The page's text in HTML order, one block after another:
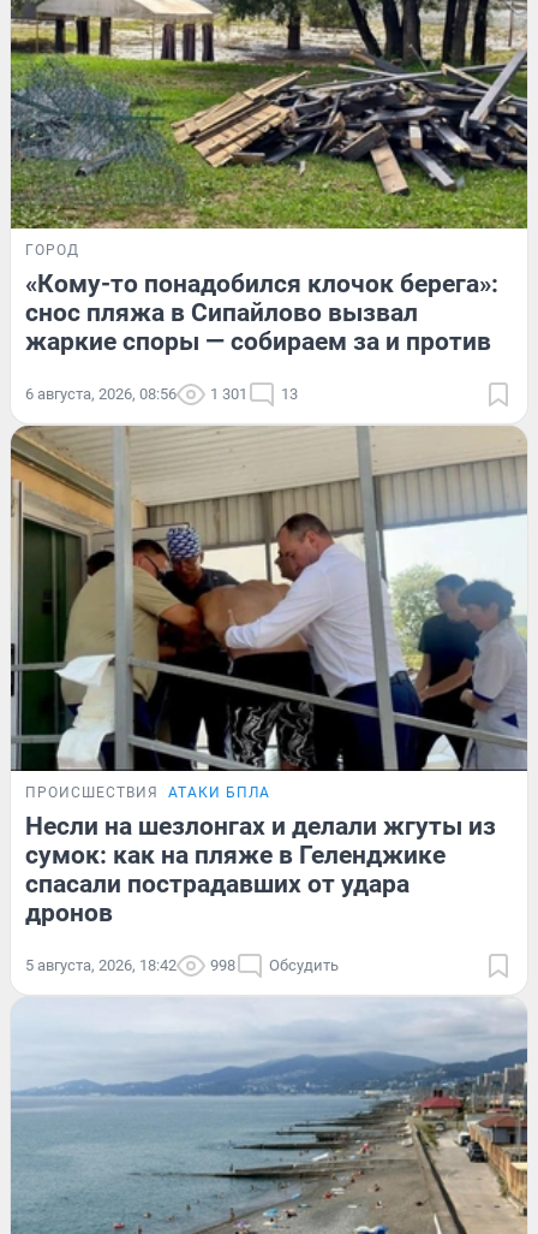
ГОРОД
«Кому-то понадобился клочок берега»:
снос пляжа в Сипайлово вызвал
жаркие споры — собираем за и против
6 августа, 2026, 08:56 1 301 13
ПРОИСШЕСТВИЯ АТАКИ БПЛА
Несли на шезлонгах и делали жгуты из
сумок: как на пляже в Геленджике
спасали пострадавших от удара
дронов
5 августа, 2026, 18:42 998 Обсудить